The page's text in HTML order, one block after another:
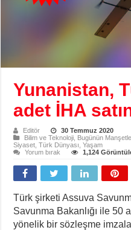
Yunanistan,
adet İHA
Editör
30 Temmuz 2020
Bilim ve Teknoloji Bugünün
Siyaset ,Türk Dünyası ,Yaşam
Yorum bırak
1,124
Türk şirketi Assuva
Savunma Bakanlığı ile 50
yönelik bir sözleşme